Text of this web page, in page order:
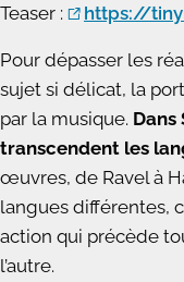
Teaser : https://
Pour dépasser les
sujet si délicat, la
par la musique. Dans
transcendent les
œuvres, de Ravel à
langues différentes,
action qui précède
l’autre.